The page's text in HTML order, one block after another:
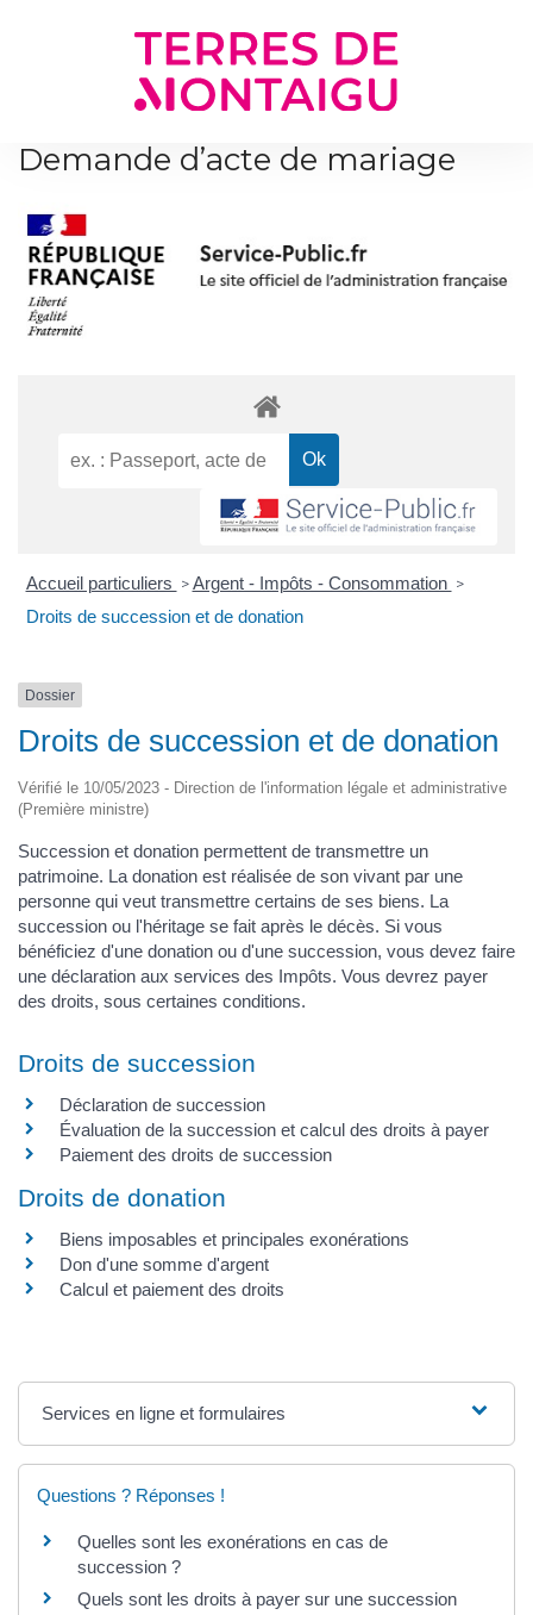
Demande d’acte de mariage
Accueil particuliers > Argent - Impôts - Consommation >
Droits de succession et de donation
Dossier
Droits de succession et de donation
Vérifié le 10/05/2023 - Direction de l'information légale et administrative
(Première ministre)
Succession et donation permettent de transmettre un
patrimoine. La donation est réalisée de son vivant par une
personne qui veut transmettre certains de ses biens. La
succession ou l'héritage se fait après le décès. Si vous
bénéficiez d'une donation ou d'une succession, vous devez faire
une déclaration aux services des Impôts. Vous devrez payer
des droits, sous certaines conditions.
Droits de succession
Déclaration de succession
Évaluation de la succession et calcul des droits à payer
Paiement des droits de succession
Droits de donation
Biens imposables et principales exonérations
Don d'une somme d'argent
Calcul et paiement des droits
Services en ligne et formulaires
Questions ? Réponses !
Quelles sont les exonérations en cas de
succession ?
Quels sont les droits à payer sur une succession